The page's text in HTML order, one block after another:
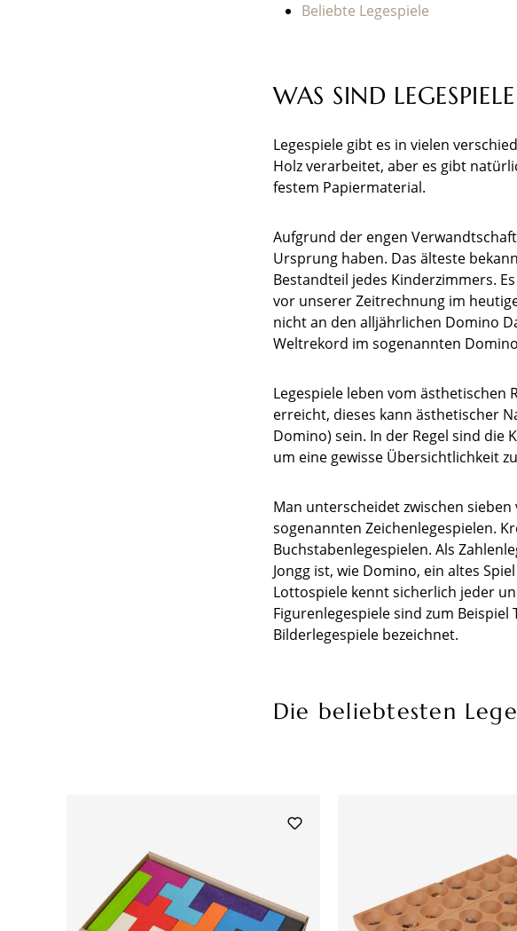
Beliebte Legespiele
WAS SIND LEGESPIELE
Legespiele gibt es in vielen
Holz verarbeitet, aber es gibt
festem Papiermaterial.
Aufgrund der engen
Ursprung haben. Das älteste
Bestandteil jedes Kinderzimmers.
vor unserer Zeitrechnung im
nicht an den alljährlichen Domino
Weltrekord im sogenannten
Legespiele leben vom ästhetischen
erreicht, dieses kann ästhetischer
Domino) sein. In der Regel sind die
um eine gewisse Übersichtlichkeit
Man unterscheidet zwischen
sogenannten Zeichenlegespielen.
Buchstabenlegespielen. Als
Jongg ist, wie Domino, ein altes
Lottospiele kennt sicherlich jeder
Figurenlegespiele sind zum Beispiel
Bilderlegespiele bezeichnet.
Die beliebtesten